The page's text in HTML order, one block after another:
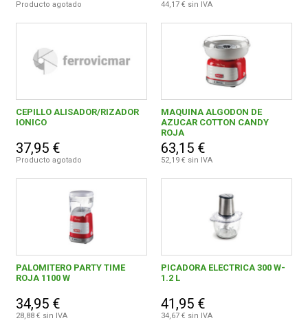
Producto agotado 44,17 € sin IVA
CEPILLO ALISADOR/RIZADOR
IONICO
37,95 €
Producto agotado
MAQUINA ALGODON DE
AZUCAR COTTON CANDY
ROJA
63,15 €
52,19 € sin IVA
PALOMITERO PARTY TIME
ROJA 1100 W
34,95 €
28,88 € sin IVA
PICADORA ELECTRICA 300 W-
1.2 L
41,95 €
34,67 € sin IVA